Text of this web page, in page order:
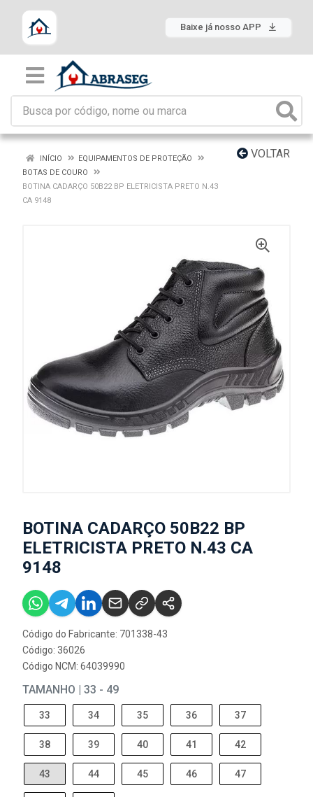
Baixe já nosso APP
VOLTAR
INÍCIO
EQUIPAMENTOS DE PROTEÇÃO
BOTAS DE COURO
BOTINA CADARÇO 50B22 BP ELETRICISTA PRETO N.43
CA 9148
BOTINA CADARÇO 50B22 BP
ELETRICISTA PRETO N.43 CA
9148
Código do Fabricante: 701338-43
Código: 36026
Código NCM: 64039990
TAMANHO | 33 - 49
33 34 35 36 37
38 39 40 41 42
43 44 45 46 47